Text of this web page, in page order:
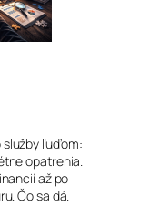
ľuďom:
opatrenia.
až po
Čo sa dá.